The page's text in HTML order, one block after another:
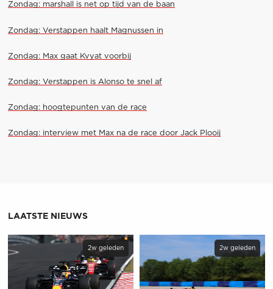
Zondag: marshall is net op tijd van de baan
Zondag: Verstappen haalt Magnussen in
Zondag: Max gaat Kvyat voorbij
Zondag: Verstappen is Alonso te snel af
Zondag: hoogtepunten van de race
Zondag: interview met Max na de race door Jack Plooij
LAATSTE NIEUWS
2w geleden 2w geleden